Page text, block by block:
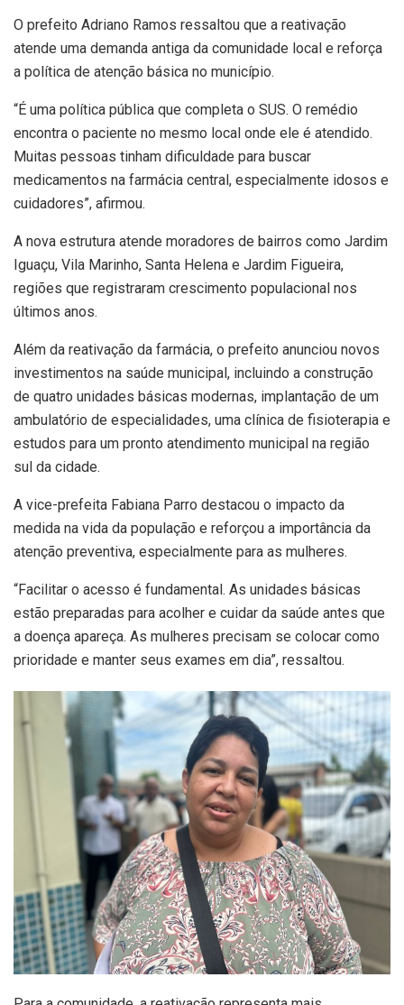
O prefeito Adriano Ramos ressaltou que a reativação
atende uma demanda antiga da comunidade local e reforça
a política de atenção básica no município.
“É uma política pública que completa o SUS. O remédio
encontra o paciente no mesmo local onde ele é atendido.
Muitas pessoas tinham dificuldade para buscar
medicamentos na farmácia central, especialmente idosos e
cuidadores”, afirmou.
A nova estrutura atende moradores de bairros como Jardim
Iguaçu, Vila Marinho, Santa Helena e Jardim Figueira,
regiões que registraram crescimento populacional nos
últimos anos.
Além da reativação da farmácia, o prefeito anunciou novos
investimentos na saúde municipal, incluindo a construção
de quatro unidades básicas modernas, implantação de um
ambulatório de especialidades, uma clínica de fisioterapia e
estudos para um pronto atendimento municipal na região
sul da cidade.
A vice-prefeita Fabiana Parro destacou o impacto da
medida na vida da população e reforçou a importância da
atenção preventiva, especialmente para as mulheres.
“Facilitar o acesso é fundamental. As unidades básicas
estão preparadas para acolher e cuidar da saúde antes que
a doença apareça. As mulheres precisam se colocar como
prioridade e manter seus exames em dia”, ressaltou.